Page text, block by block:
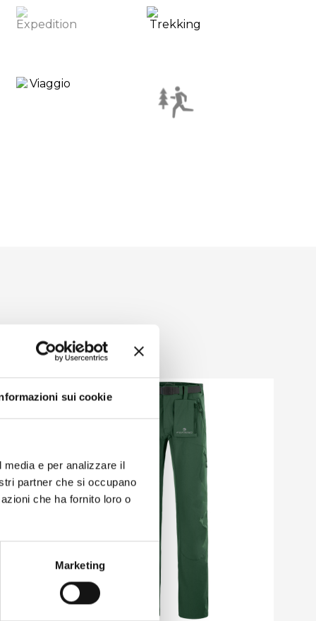
sui cookie
e per analizzare il
partner che si occupano
che ha fornito loro o
Marketing